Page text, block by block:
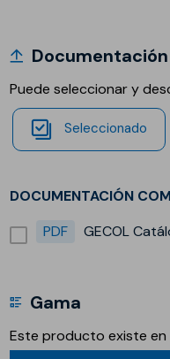
Documentación
Puede seleccionar y
Seleccionado
DOCUMENTACIÓN
PDF
GECOL
Gama
Este producto existe en